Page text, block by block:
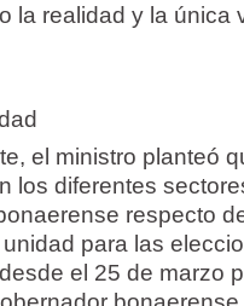
la realidad y la única
el ministro planteó
los diferentes
respecto
para las
el 25 de marzo